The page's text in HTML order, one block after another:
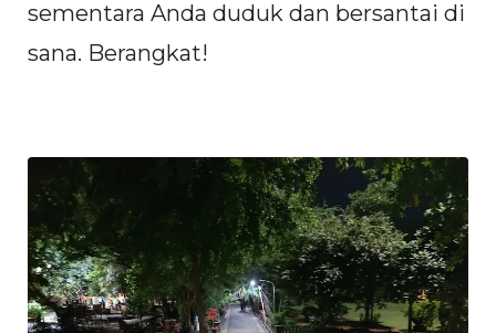
sementara Anda duduk dan bersantai di
sana. Berangkat!